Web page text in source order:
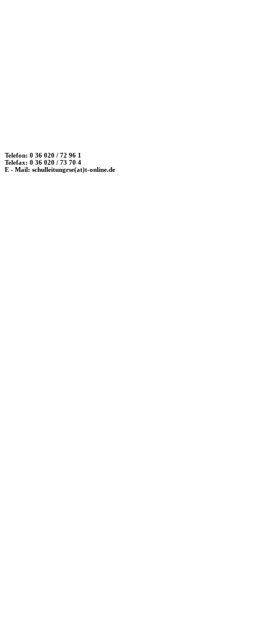
Telefon: 0 36 020 / 72 96 1
Telefax: 0 36 020 / 73 70 4
E - Mail: schulleitungrse(at)t-online.de